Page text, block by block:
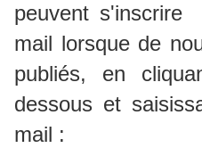
peuvent s'inscrire
mail lorsque de
publiés, en
dessous et
mail :